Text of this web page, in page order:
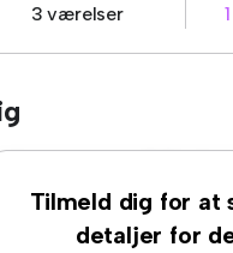
3 værelser
Tilmeld dig for at
detaljer for
på
et moderne og
til afslapning og